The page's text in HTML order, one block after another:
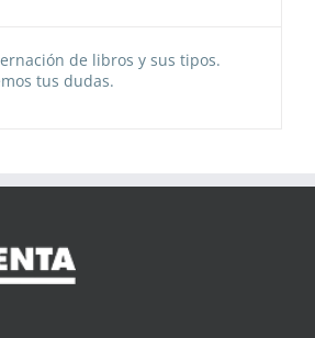
de libros y sus tipos.
tus dudas.